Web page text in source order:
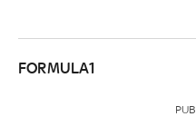
FORMULA1